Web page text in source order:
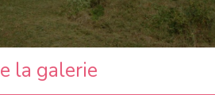
la galerie